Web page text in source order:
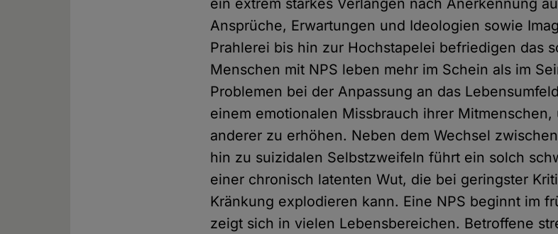
ein extrem starkes Verlangen nach Anerkennung
Ansprüche, Erwartungen und Ideologien sowie
Prahlerei bis hin zur Hochstapelei befriedigen das
Menschen mit NPS leben mehr im Schein als im
Problemen bei der Anpassung an das
einem emotionalen Missbrauch ihrer Mitmenschen,
anderer zu erhöhen. Neben dem Wechsel
hin zu suizidalen Selbstzweifeln führt ein solch
einer chronisch latenten Wut, die bei geringster
Kränkung explodieren kann. Eine NPS beginnt im
zeigt sich in vielen Lebensbereichen. Betroffene